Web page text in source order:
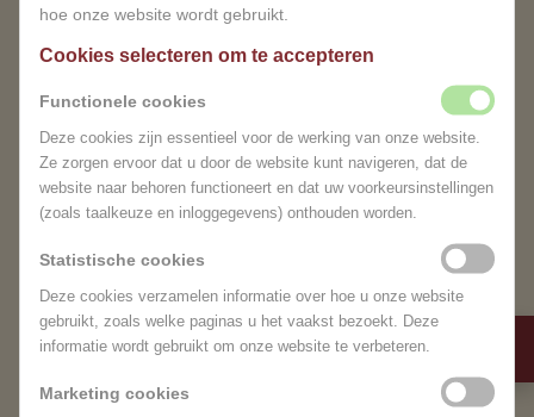
ERVAAR DE RUST VAN
MAGNIFISENSE
Gun jezelf een moment van totale ontspanning
en herstel. Boek je wellness-afspraak en dompel
je onder in een wereld van rust en welzijn.
hoe onze website wordt gebruikt.
Cookies selecteren om te accepteren
Functionele cookies
Deze cookies zijn essentieel voor de werking van onze website.
Ze zorgen ervoor dat u door de website kunt navigeren, dat de
website naar behoren functioneert en dat uw voorkeursinstellingen
(zoals taalkeuze en inloggegevens) onthouden worden.
Statistische cookies
Deze cookies verzamelen informatie over hoe u onze website
gebruikt, zoals welke paginas u het vaakst bezoekt. Deze
informatie wordt gebruikt om onze website te verbeteren.
Marketing cookies
Tijdelijk gesloten
Beste bezoeker, vanwege
omstandigheden zijn wij tijdelijk
gesloten. Onze excuses voor